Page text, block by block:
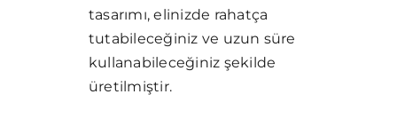
tasarımı, elinizde rahatça
tutabileceğiniz ve uzun süre
kullanabileceğiniz şekilde
üretilmiştir.